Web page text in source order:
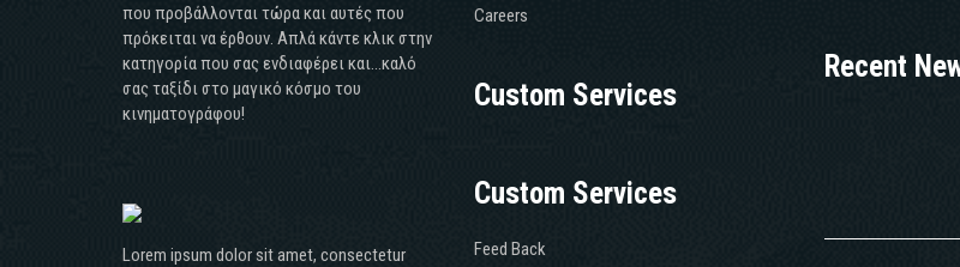
που προβάλλονται τώρα και αυτές που
πρόκειται να έρθουν. Απλά κάντε κλικ στην
κατηγορία που σας ενδιαφέρει και...καλό
σας ταξίδι στο μαγικό κόσμο του
κινηματογράφου!
Lorem ipsum dolor sit amet, consectetur
Careers
Custom Services
Custom Services
Feed Back
Recent